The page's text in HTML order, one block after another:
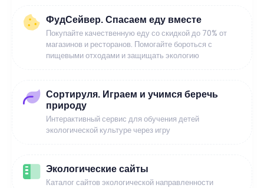
ФудСейвер. Спасаем еду вместе
Покупайте качественную еду со скидкой до 70% от
магазинов и ресторанов. Помогайте бороться с
пищевыми отходами и защищать экологию
Сортируля. Играем и учимся беречь
природу
Интерактивный сервис для обучения детей
экологической культуре через игру
Экологические сайты
Каталог сайтов экологической направленности